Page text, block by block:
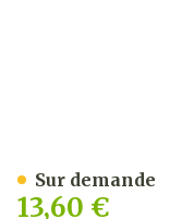
13,60 €
Sur demande